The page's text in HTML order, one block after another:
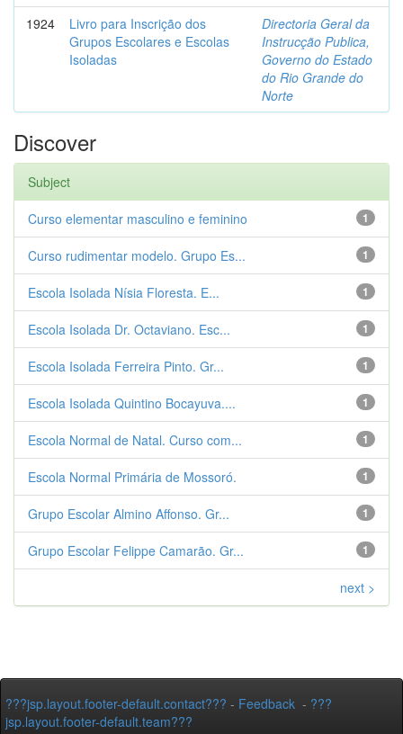
1924
Livro para Inscrição dos
Grupos Escolares e Escolas
Isoladas
Directoria Geral da
Instrucção Publica,
Governo do Estado
do Rio Grande do
Norte
Discover
Subject
1
Curso elementar masculino e feminino
1
Curso rudimentar modelo. Grupo Es...
1
Escola Isolada Nísia Floresta. E...
1
Escola Isolada Dr. Octaviano. Esc...
1
Escola Isolada Ferreira Pinto. Gr...
1
Escola Isolada Quintino Bocayuva....
1
Escola Normal de Natal. Curso com...
1
Escola Normal Primária de Mossoró.
1
Grupo Escolar Almino Affonso. Gr...
1
Grupo Escolar Felippe Camarão. Gr...
next >
???jsp.layout.footer-default.contact??? - Feedback - ???
jsp.layout.footer-default.team???